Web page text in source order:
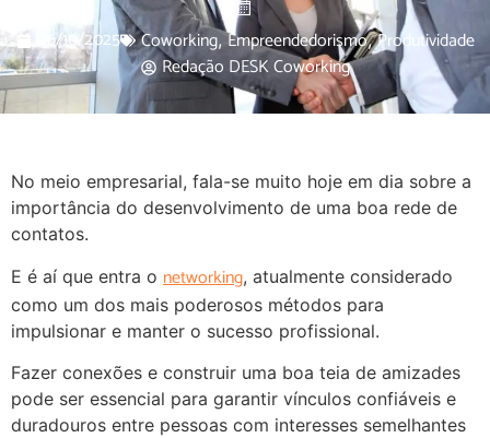
06/10/2025 Coworking,Empreendedorismo,Produtividade
Redação DESK Coworking
No meio empresarial, fala-se muito hoje em dia sobre a
importância do desenvolvimento de uma boa rede de
contatos.
E é aí que entra o networking, atualmente considerado
como um dos mais poderosos métodos para
impulsionar e manter o sucesso profissional.
Fazer conexões e construir uma boa teia de amizades
pode ser essencial para garantir vínculos confiáveis e
duradouros entre pessoas com interesses semelhantes